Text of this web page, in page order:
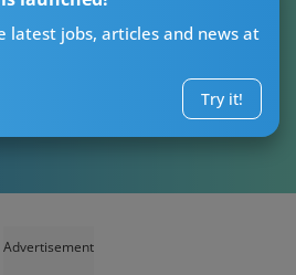
latest jobs, articles and news at
Try it!
」
Advertisement